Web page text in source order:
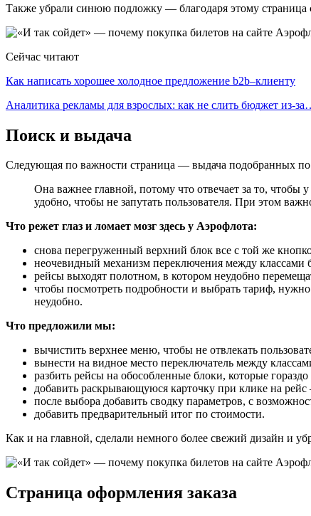
Также убрали синюю подложку — благодаря этому страница
Сейчас читают
Как написать хорошее холодное предложение b2b–клиенту
Аналитика рекламы для взрослых: как не слить бюджет из-
Поиск и выдача
Следующая по важности страница — выдача подобранных по
Она важнее главной, потому что отвечает за то,
удобно, чтобы не запутать пользователя. При этом
Что режет глаз и ломает мозг здесь у Аэрофлота:
снова перегруженный верхний блок все с той же
неочевидный механизм переключения между классами
рейсы выходят полотном, в котором неудобно
чтобы посмотреть подробности и выбрать тариф,
неудобно.
Что предложили мы:
вычистить верхнее меню, чтобы не отвлекать
вынести на видное место переключатель между
разбить рейсы на обособленные блоки, которые
добавить раскрывающуюся карточку при клике на
после выбора добавить сводку параметров, с
добавить предварительный итог по стоимости.
Как и на главной, сделали немного более свежий дизайн и
Страница оформления заказа